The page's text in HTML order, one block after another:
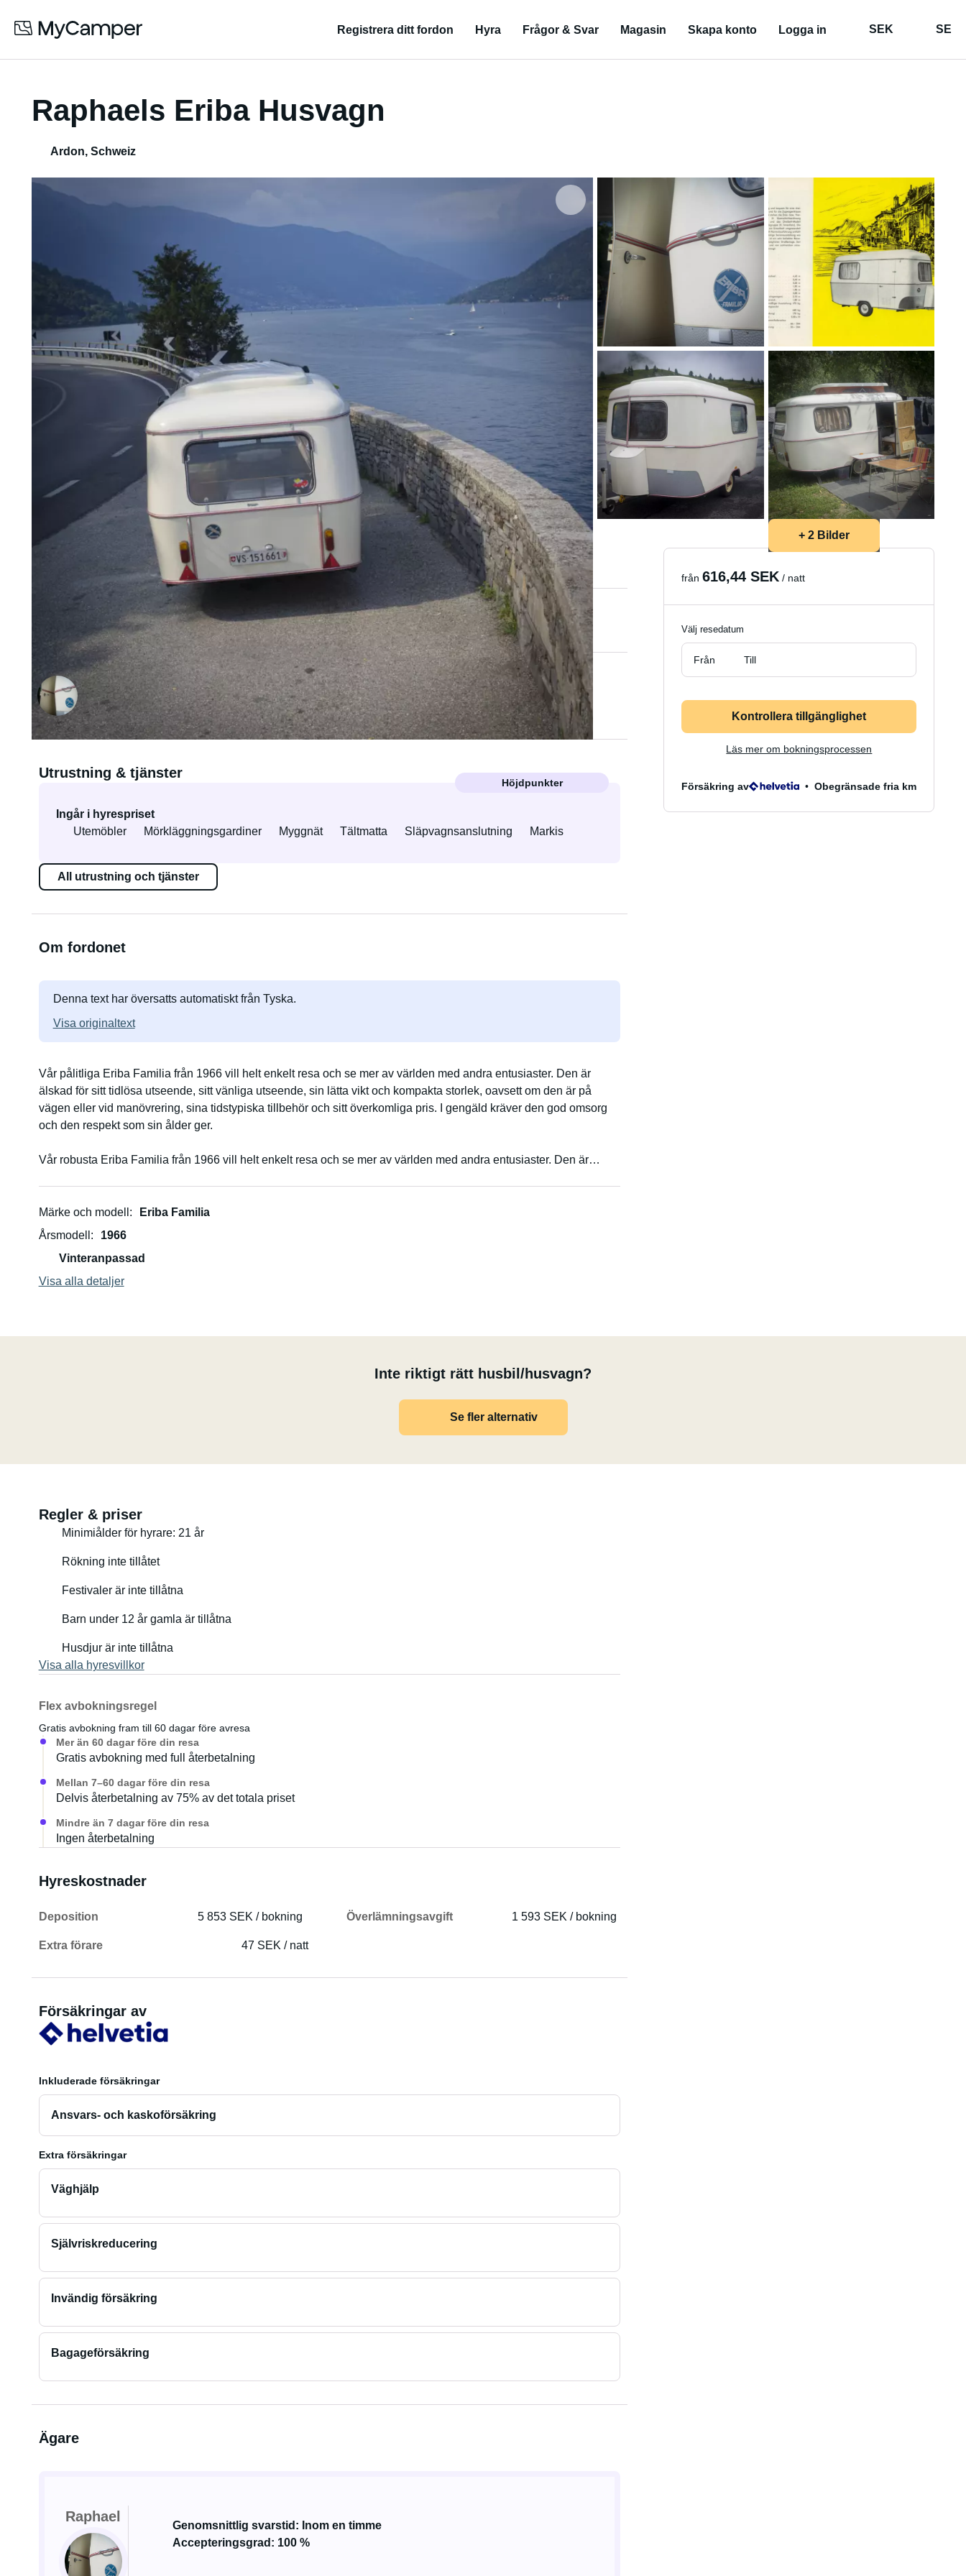
Registrera ditt fordon Hyra Frågor & Svar Magasin Skapa konto Logga in SEK SE
Raphaels Eriba Husvagn
Ardon, Schweiz
+ 2 Bilder
3 sovplatser
Körkort som krävs beror på dragfordon
Hyrs ut av Raphael
Utrustning & tjänster
Höjdpunkter
Ingår i hyrespriset
Utemöbler
Mörkläggningsgardiner Myggnät Tältmatta Släpvagnsanslutning Markis
All utrustning och tjänster
Om fordonet
Denna text har översatts automatiskt från Tyska.
Visa originaltext
Vår pålitliga Eriba Familia från 1966 vill helt enkelt resa och se mer av världen med andra entusiaster. Den är
älskad för sitt tidlösa utseende, sitt vänliga utseende, sin lätta vikt och kompakta storlek, oavsett om den är på
vägen eller vid manövrering, sina tidstypiska tillbehör och sitt överkomliga pris. I gengäld kräver den god omsorg
och den respekt som sin ålder ger.
Vår robusta Eriba Familia från 1966 vill helt enkelt resa och se mer av världen med andra entusiaster. Den är
respekt som sin ålder ger.
utseende på samma gång, för sin eleganta stil, för sin slanka passion och komfort på vägen eller vid manövrering,
för sina tidstypiska tillbehör och för sitt pris. På detta sätt har du kunnat bota och respetta in base alla età.
Märke och modell
Eriba Familia
Årsmodell
1966
Vinteranpassad
Visa alla detaljer
Inte riktigt rätt husbil/husvagn?
Se fler alternativ
Regler & priser
Minimiålder för hyrare: 21 år
Rökning inte tillåtet
Festivaler är inte tillåtna
Barn under 12 år gamla är tillåtna
Husdjur är inte tillåtna
Visa alla hyresvillkor
Flex avbokningsregel
Gratis avbokning fram till 60 dagar före avresa
Mer än 60 dagar före din resa
Gratis avbokning med full återbetalning
Mellan 7–60 dagar före din resa
Delvis återbetalning av 75% av det totala priset
Mindre än 7 dagar före din resa
Ingen återbetalning
Hyreskostnader
Deposition 5 853 SEK / bokning Överlämningsavgift 1 593 SEK / bokning
Extra förare 47 SEK / natt
Försäkringar av
Inkluderade försäkringar
Ansvars- och kaskoförsäkring
Extra försäkringar
Väghjälp
Självriskreducering
Invändig försäkring
Bagageförsäkring
Ägare
Raphael
Genomsnittlig svarstid: Inom en timme
Accepteringsgrad: 100 %
från616,44 SEK / natt
Välj resedatum
Från Till
Kontrollera tillgänglighet
Läs mer om bokningsprocessen
Försäkring av Obegränsade fria km